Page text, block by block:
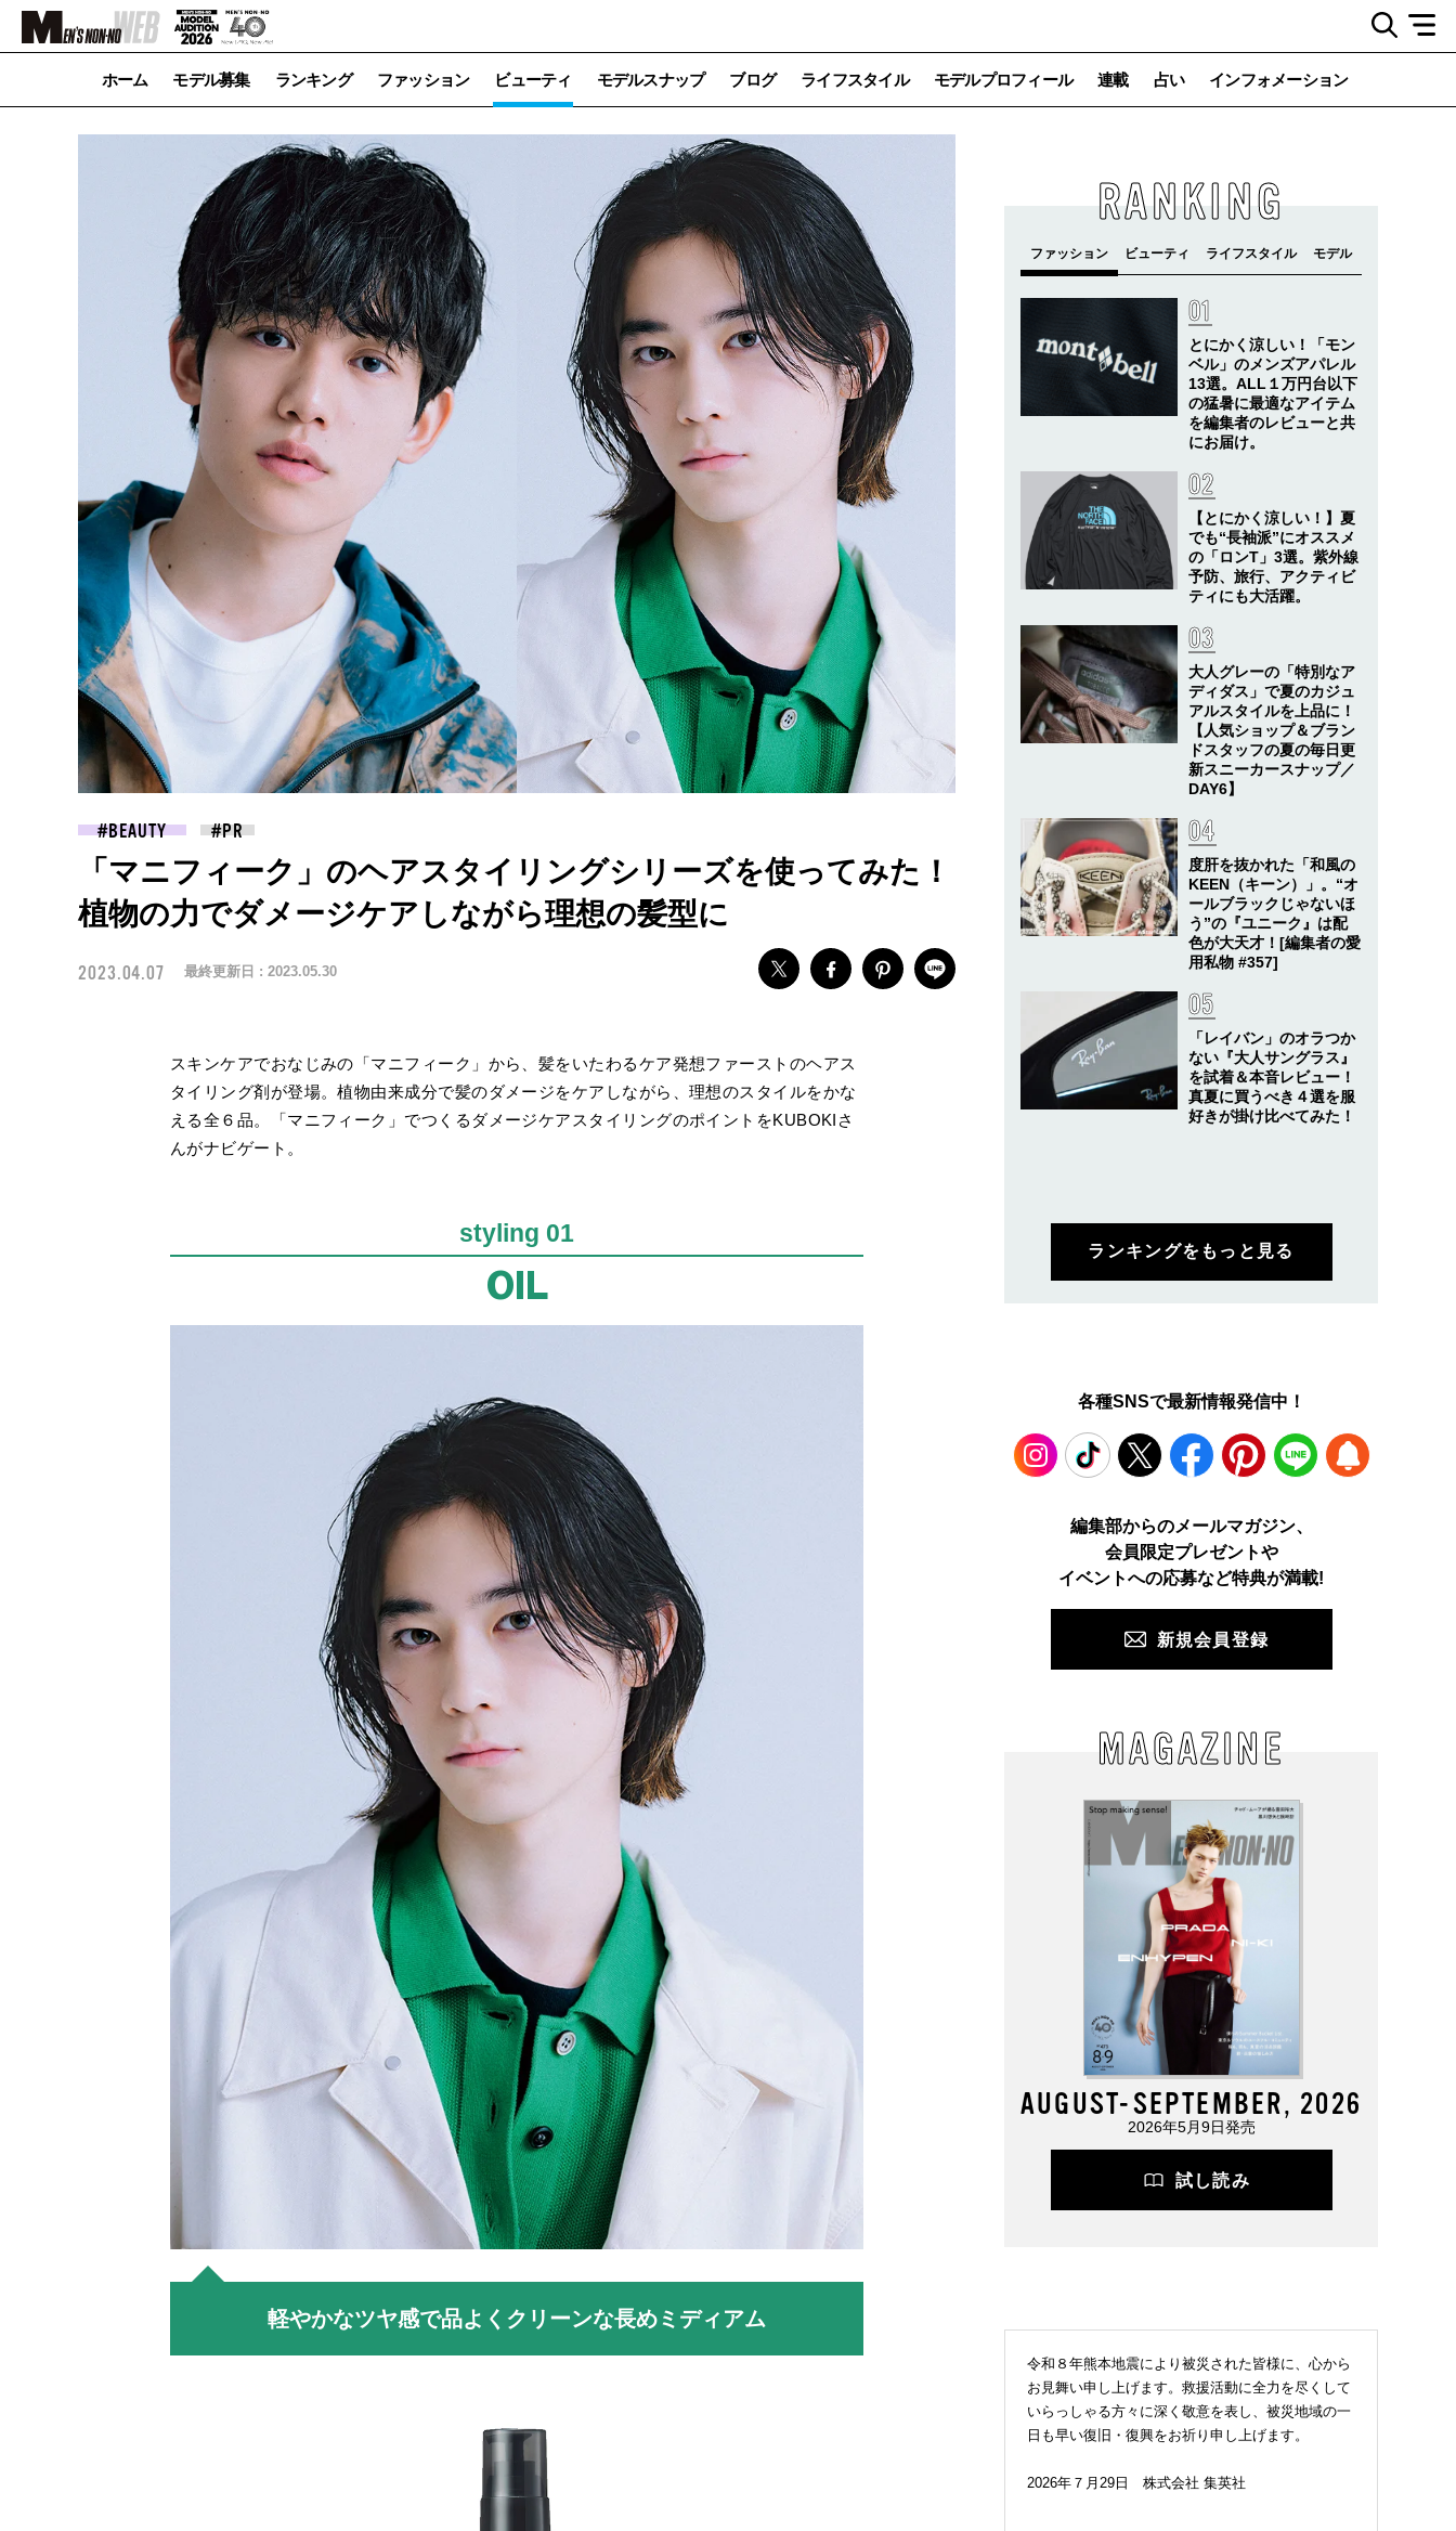
ホーム モデル募集 ランキング ファッション ビューティ モデルスナップ ブログ ライフスタイル モデルプロフィール 連載 占い インフォメーション
BEAUTY
「マニフィーク」のヘアスタイリングシリーズを使ってみた！
植物の力でダメージケアしながら理想の髪型に
2023.04.07 最終更新日 : 2023.05.30
スキンケアでおなじみの「マニフィーク」から、髪をいたわるケア発想ファーストのヘアス
タイリング剤が登場。植物由来成分で髪のダメージをケアしながら、理想のスタイルをかな
える全６品。「マニフィーク」でつくるダメージケアスタイリングのポイントをKUBOKIさ
んがナビゲート。
styling 01
OIL
軽やかなツヤ感で品よく クリーンな長めミディアム
RANKING
とにかく涼しい！「モン
ベル」のメンズアパレル
13選。ALL１万円台以下
の猛暑に最適なアイテム
を編集者のレビューと共
にお届け。
【とにかく涼しい！】夏
でも“長袖派”にオススメ
の「ロンT」3選。紫外線
予防、旅行、アクティビ
ティにも大活躍。
大人グレーの「特別なア
ディダス」で夏のカジュ
アルスタイルを上品に！
【人気ショップ＆ブラン
ドスタッフの夏の毎日更
新スニーカースナップ／
DAY6】
度肝を抜かれた「和風の
KEEN（キーン）」。“オ
ールブラックじゃないほ
う”の『ユニーク』は配
色が大天才！[編集者の愛
用私物 #357]
「レイバン」のオラつか
ない『大人サングラス』
を試着＆本音レビュー！
真夏に買うべき４選を服
好きが掛け比べてみた！
ランキングをもっと見る
各種SNSで最新情報発信中！
TikTok Facebook Pinterest LINE
編集部からのメールマガジン、
会員限定プレゼントや
イベントへの応募など特典が満載!
新規会員登録
MAGAZINE
AUGUST-SEPTEMBER, 2026
2026年5月9日発売
試し読み
令和８年熊本地震により被災された皆様に、心から
お見舞い申し上げます。救援活動に全力を尽くして
いらっしゃる方々に深く敬意を表し、被災地域の一
日も早い復旧・復興をお祈り申し上げます。
2026年７月29日 株式会社 集英社